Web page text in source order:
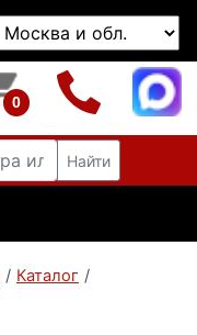
0
Найти
/ Каталог /